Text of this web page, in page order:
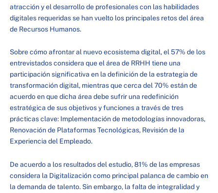
atracción y el desarrollo de profesionales con las habilidades
digitales requeridas se han vuelto los principales retos del área
de Recursos Humanos.
Sobre cómo afrontar al nuevo ecosistema digital, el 57% de los
entrevistados considera que el área de RRHH tiene una
participación significativa en la definición de la estrategia de
transformación digital, mientras que cerca del 70% están de
acuerdo en que dicha área debe sufrir una redefinición
estratégica de sus objetivos y funciones a través de tres
prácticas clave: Implementación de metodologías innovadoras,
Renovación de Plataformas Tecnológicas, Revisión de la
Experiencia del Empleado.
De acuerdo a los resultados del estudio, 81% de las empresas
considera la Digitalización como principal palanca de cambio en
la demanda de talento. Sin embargo, la falta de integralidad y